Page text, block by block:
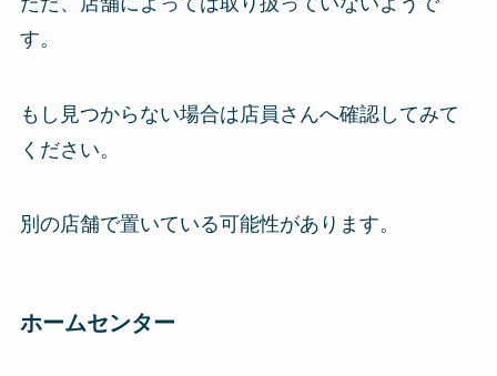
す。
もし見つからない場合は店員さんへ確認してみて
ください。
別の店舗で置いている可能性があります。
ホームセンター